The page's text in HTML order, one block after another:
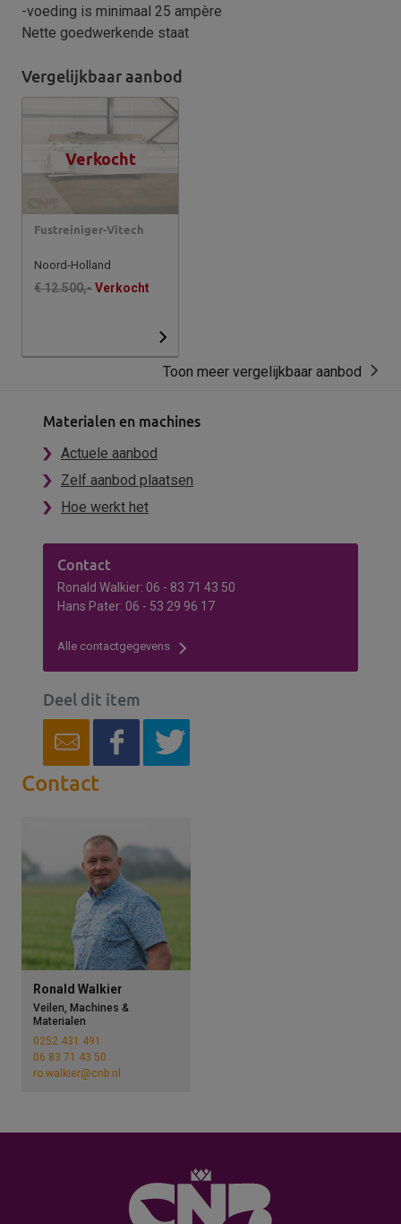
-voeding is minimaal 25 ampère
Nette goedwerkende staat
Vergelijkbaar aanbod
Verkocht
Fustreiniger-Vitech
Noord-Holland
€ 12.500,-Verkocht
Toon meer vergelijkbaar aanbod
Materialen en machines
Actuele aanbod
Zelf aanbod plaatsen
Hoe werkt het
Contact
Ronald Walkier: 06 - 83 71 43 50
Hans Pater: 06 - 53 29 96 17
Alle contactgegevens
Deel dit item
Contact
Ronald Walkier
Veilen, Machines &
Materialen
0252 431 491
06 83 71 43 50
ro.walkier@cnb.nl